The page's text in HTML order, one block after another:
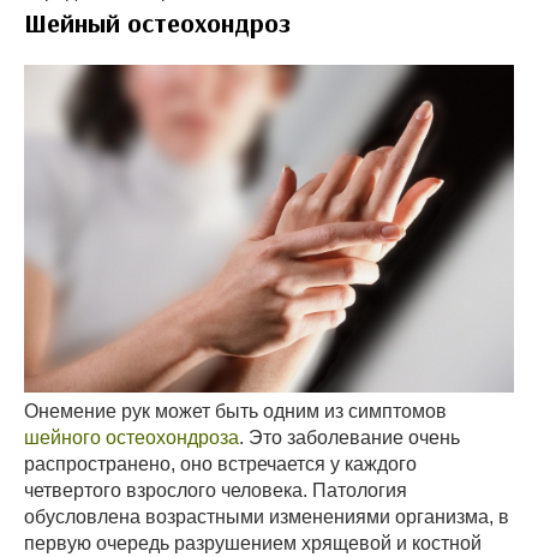
Шейный остеохондроз
Онемение рук может быть одним из симптомов
шейного остеохондроза. Это заболевание очень
распространено, оно встречается у каждого
четвертого взрослого человека. Патология
обусловлена возрастными изменениями организма, в
первую очередь разрушением хрящевой и костной